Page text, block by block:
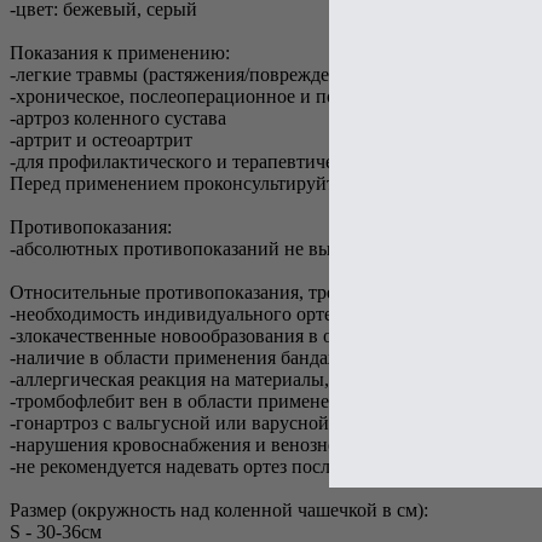
-цвет: бежевый, серый
Показания к применению:
-легкие травмы (растяжения/повреждения) связок коленного
-хроническое, послеоперационное и посттравматическое
-артроз коленного сустава
-артрит и остеоартрит
-для профилактического и терапевтического применения во
Перед применением проконсультируйтесь со специалистом.
Противопоказания:
-абсолютных противопоказаний не выявлено
Относительные противопоказания, требуют консультации врача:
-необходимость индивидуального ортезирования сустава
-злокачественные новообразования в области использования
-наличие в области применения бандажа контактных
-аллергическая реакция на материалы, из которых изготовлено
-тромбофлебит вен в области применения бандажа
-гонартроз с вальгусной или варусной деформацией нижних
-нарушения кровоснабжения и венозного оттока в нижних
-не рекомендуется надевать ортез после нанесения на кожу
Размер (окружность над коленной чашечкой в см):
S - 30-36см